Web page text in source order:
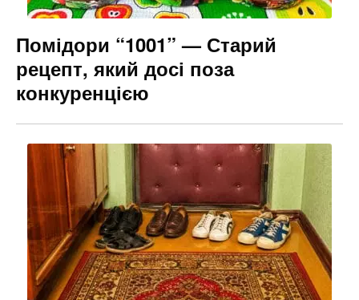
Помідори “1001” — Старий
рецепт, який досі поза
конкуренцією